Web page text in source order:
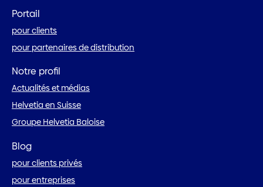
Portail
pour clients
pour partenaires de distribution
Notre profil
Actualités et médias
Helvetia en Suisse
Groupe Helvetia Baloise
Blog
pour clients privés
pour entreprises